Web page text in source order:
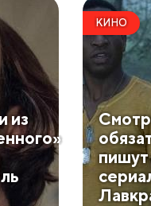
из
КИНО
пишут